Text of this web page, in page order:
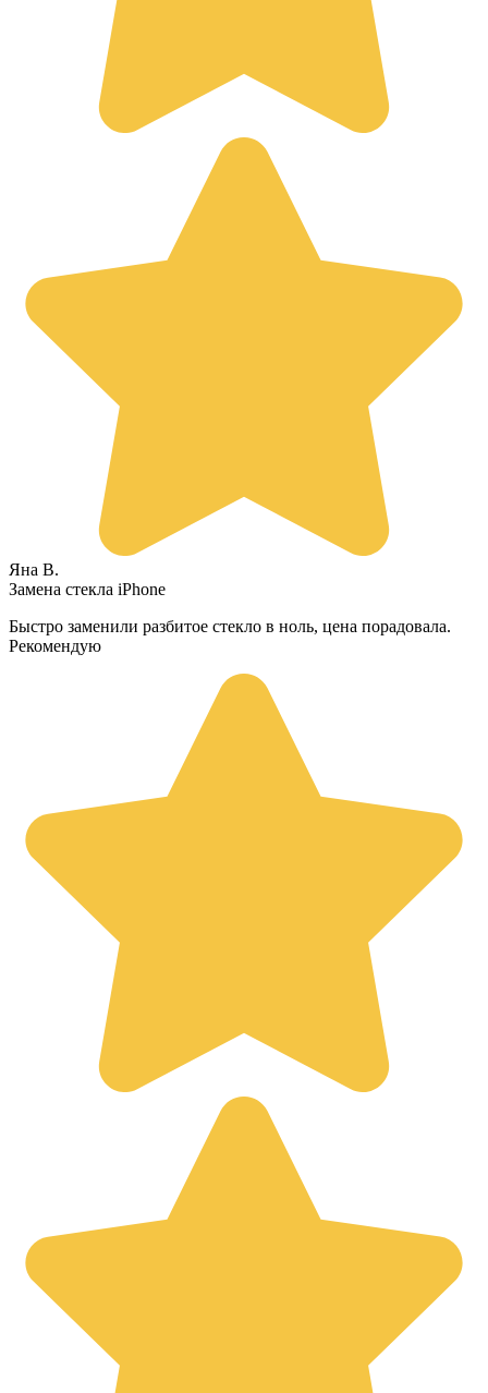
Яна В.
Замена стекла iPhone
Быстро заменили разбитое стекло в ноль, цена порадовала.
Рекомендую